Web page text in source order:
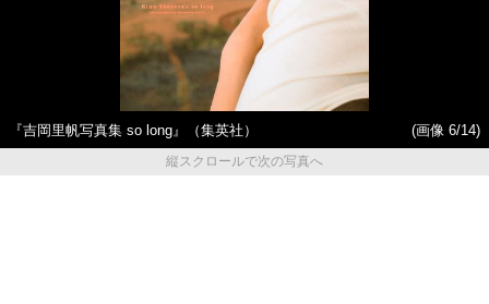
『吉岡里帆写真集 so long』（集英社）
(画像 6/14)
縦スクロールで次の写真へ